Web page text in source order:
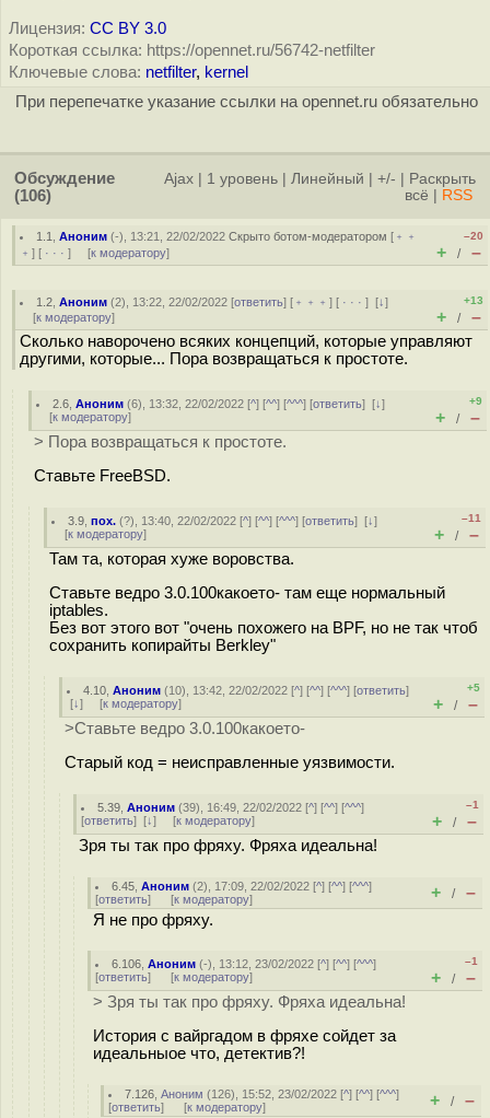
Лицензия: CC BY 3.0
Короткая ссылка: https://opennet.ru/56742-netfilter
Ключевые слова: netfilter, kernel
При перепечатке указание ссылки на opennet.ru обязательно
Обсуждение
(106)
Ajax 1 уровень Линейный +/-
Раскрыть
всё
RSS
1.1 ,Аноним (-), 13:21, 22/02/2022Скрыто ботом-модератором [ ﹢﹢
﹢ ] [ · · · ] [к модератору]
–20
+ / –
1.2 ,Аноним (2), 13:22, 22/02/2022 [ответить] [ ﹢﹢﹢] [ · · ·][↓]
[к модератору]
+13
+ / –
Сколько наворочено всяких концепций, которые управляют
другими, которые... Пора возвращаться к простоте.
2.6 ,Аноним (6), 13:32, 22/02/2022 [^] [^^] [^^^] [ответить][↓]
[к модератору]
+9
+ / –
> Пора возвращаться к простоте.
Ставьте FreeBSD.
3.9 ,пох. (?), 13:40, 22/02/2022 [^] [^^] [^^^] [ответить][↓]
[к модератору]
–11
+ / –
Там та, которая хуже воровства.
Ставьте ведро 3.0.100какоето- там еще нормальный
iptables.
Без вот этого вот "очень похожего на BPF, но не так чтоб
сохранить копирайты Berkley"
4.10 ,Аноним (10), 13:42, 22/02/2022 [^] [^^] [^^^] [ответить]
[↓] [к модератору]
+5
+ / –
>Ставьте ведро 3.0.100какоето-
Старый код = неисправленные уязвимости.
5.39 ,Аноним (39), 16:49, 22/02/2022 [^] [^^] [^^^]
[ответить] [↓] [к модератору]
–1
+ / –
Зря ты так про фряху. Фряха идеальна!
6.45 ,Аноним (2), 17:09, 22/02/2022 [^] [^^] [^^^]
[ответить] [к модератору] + / –
Я не про фряху.
6.106 ,Аноним (-), 13:12, 23/02/2022 [^] [^^] [^^^]
[ответить] [к модератору]
–1
+ / –
> Зря ты так про фряху. Фряха идеальна!
История с вайргадом в фряхе сойдет за
идеальныое что, детектив?!
7.126 ,Аноним (126), 15:52, 23/02/2022 [^] [^^] [^^^]
[ответить] [к модератору] + / –